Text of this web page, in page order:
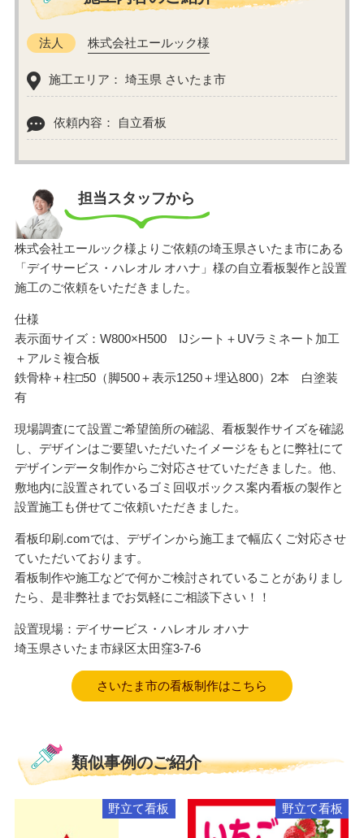
法人 株式会社エールック様
施工エリア： 埼玉県 さいたま市
依頼内容： 自立看板
担当スタッフから
株式会社エールック様よりご依頼の埼玉県さいたま市にある
「デイサービス・ハレオル オハナ」様の自立看板製作と設置
施工のご依頼をいただきました。
仕様
表示面サイズ：W800×H500 IJシート＋UVラミネート加工
＋アルミ複合板
鉄骨枠＋柱□50（脚500＋表示1250＋埋込800）2本 白塗装
有
現場調査にて設置ご希望箇所の確認、看板製作サイズを確認
し、デザインはご要望いただいたイメージをもとに弊社にて
デザインデータ制作からご対応させていただきました。他、
敷地内に設置されているゴミ回収ボックス案内看板の製作と
設置施工も併せてご依頼いただきました。
看板印刷.comでは、デザインから施工まで幅広くご対応させ
ていただいております。
看板制作や施工などで何かご検討されていることがありまし
たら、是非弊社までお気軽にご相談下さい！！
設置現場：デイサービス・ハレオル オハナ
埼玉県さいたま市緑区太田窪3-7-6
さいたま市の看板制作はこちら
類似事例のご紹介
野立て看板 野立て看板